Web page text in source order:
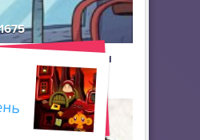
6 видео мемы